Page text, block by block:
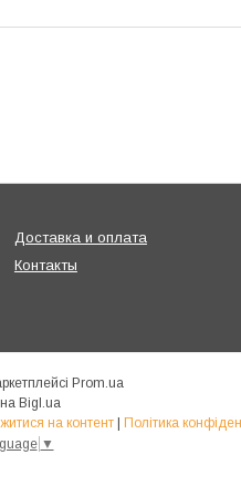
Доставка и оплата
Контакты
Prom.ua
Bigl.ua
на контент | Політика
▼